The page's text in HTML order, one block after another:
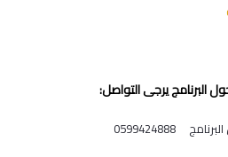
البرنامج يرجى التواصل: